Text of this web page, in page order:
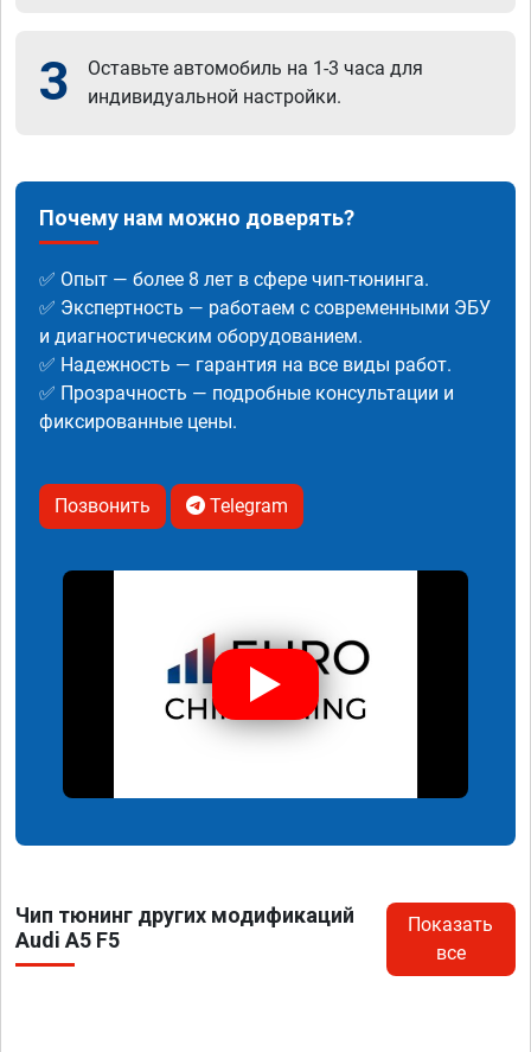
3
Оставьте автомобиль на 1-3 часа для
индивидуальной настройки.
Почему нам можно доверять?
✅ Опыт — более 8 лет в сфере чип-тюнинга.
✅ Экспертность — работаем с современными ЭБУ
и диагностическим оборудованием.
✅ Надежность — гарантия на все виды работ.
✅ Прозрачность — подробные консультации и
фиксированные цены.
Позвонить Telegram
Чип тюнинг других модификаций
Audi A5 F5
Показать
все